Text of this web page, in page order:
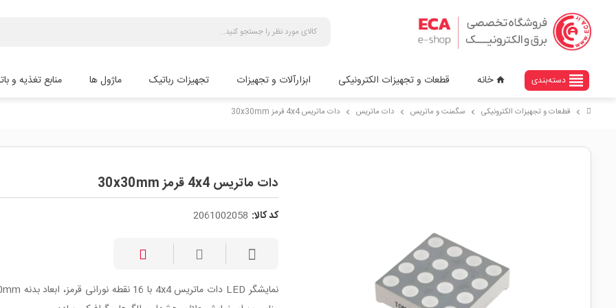
view_headline دسته‌بندی home خانه قطعات و تجهیزات الکترونیکی ابزارآلات و تجهیزات تجهیزات رباتیک ماژول ها منابع تغذیه و
chevron_right قطعات و تجهیزات الکترونیکی chevron_right سگمنت و ماتریس chevron_right دات ماتریس chevron_right دات ماتریس 4x4 قرمز 30x30mm
دات ماتریس 4x4 قرمز 30x30mm
کد کالا: 2061002058